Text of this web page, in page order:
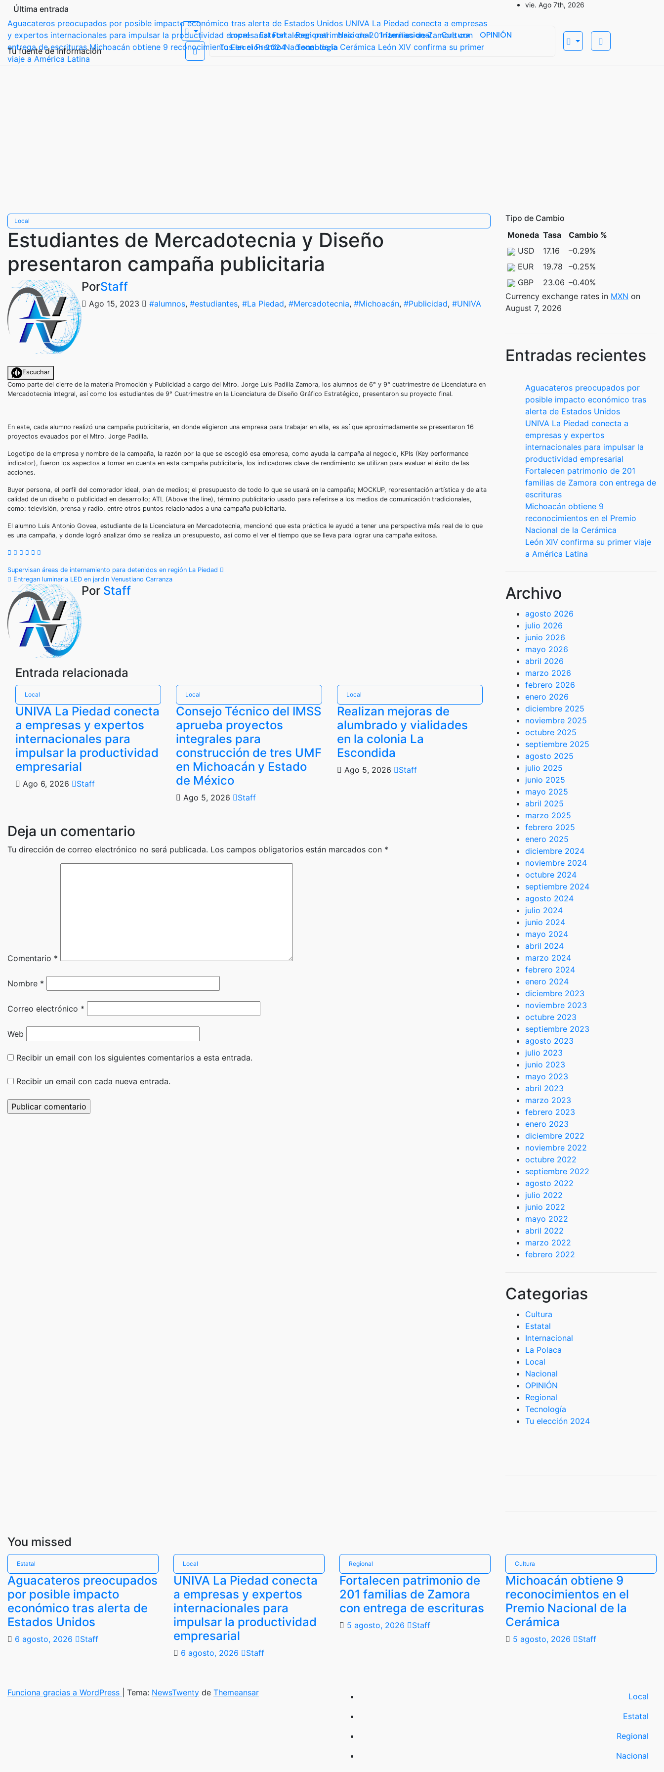
Última entrada
Aguacateros preocupados por posible impacto económico tras alerta de Estados Unidos UNIVA La Piedad conecta a empresas
y expertos internacionales para impulsar la productividad empresarial Fortalecen patrimonio de 201 familias de Zamora con
entrega de escrituras Michoacán obtiene 9 reconocimientos en el Premio Nacional de la Cerámica León XIV confirma su primer
viaje a América Latina
vie. Ago 7th, 2026
Tu fuente de Información
Local Estatal Regional Nacional Internacional Cultura
OPINIÓN
Tu Elección 2024
Tecnología
Local
Estudiantes de Mercadotecnia y Diseño
presentaron campaña publicitaria
PorStaff
Ago 15, 2023 #alumnos, #estudiantes, #La Piedad, #Mercadotecnia, #Michoacán, #Publicidad, #UNIVA
Escuchar
Como parte del cierre de la materia Promoción y Publicidad a cargo del Mtro. Jorge Luis Padilla Zamora, los alumnos de 6° y 9° cuatrimestre de Licenciatura en
Mercadotecnia Integral, así como los estudiantes de 9° Cuatrimestre en la Licenciatura de Diseño Gráfico Estratégico, presentaron su proyecto final.
En este, cada alumno realizó una campaña publicitaria, en donde eligieron una empresa para trabajar en ella, es así que aproximadamente se presentaron 16
proyectos evauados por el Mtro. Jorge Padilla.
Logotipo de la empresa y nombre de la campaña, la razón por la que se escogió esa empresa, como ayuda la campaña al negocio, KPIs (Key performance
indicator), fueron los aspectos a tomar en cuenta en esta campaña publicitaria, los indicadores clave de rendimiento se utilizan para evaluar el éxito de las
acciones.
Buyer persona, el perfil del comprador ideal, plan de medios; el presupuesto de todo lo que se usará en la campaña; MOCKUP, representación artística y de alta
calidad de un diseño o publicidad en desarrollo; ATL (Above the line), término publicitario usado para referirse a los medios de comunicación tradicionales,
como: televisión, prensa y radio, entre otros puntos relacionados a una campaña publicitaria.
El alumno Luis Antonio Govea, estudiante de la Licenciatura en Mercadotecnia, mencionó que esta práctica le ayudó a tener una perspectiva más real de lo que
es una campaña, y donde logró analizar ómo se realiza un presupuesto, así como el ver el tiempo que se lleva para lograr una campaña exitosa.
Navegación
de
entradas
Supervisan áreas de internamiento para detenidos en región La Piedad
Entregan luminaria LED en jardin Venustiano Carranza
Por Staff
Entrada relacionada
Local
UNIVA La Piedad conecta
a empresas y expertos
internacionales para
impulsar la productividad
empresarial
Ago 6, 2026 Staff
Local
Consejo Técnico del IMSS
aprueba proyectos
integrales para
construcción de tres UMF
en Michoacán y Estado
de México
Ago 5, 2026 Staff
Local
Realizan mejoras de
alumbrado y vialidades
en la colonia La
Escondida
Ago 5, 2026 Staff
Deja un comentario
Tu dirección de correo electrónico no será publicada. Los campos obligatorios están marcados con *
Comentario *
Nombre *
Correo electrónico *
Web
Recibir un email con los siguientes comentarios a esta entrada.
Recibir un email con cada nueva entrada.
Tipo de Cambio
Moneda Tasa
Cambio %
USD
17.16 –0.29%
EUR
19.78 –0.25%
GBP
23.06 –0.40%
Currency exchange rates in MXN on
August 7, 2026
Entradas recientes
Aguacateros preocupados por
posible impacto económico tras
alerta de Estados Unidos
UNIVA La Piedad conecta a
empresas y expertos
internacionales para impulsar la
productividad empresarial
Fortalecen patrimonio de 201
familias de Zamora con entrega de
escrituras
Michoacán obtiene 9
reconocimientos en el Premio
Nacional de la Cerámica
León XIV confirma su primer viaje
a América Latina
Archivo
agosto 2026
julio 2026
junio 2026
mayo 2026
abril 2026
marzo 2026
febrero 2026
enero 2026
diciembre 2025
noviembre 2025
octubre 2025
septiembre 2025
agosto 2025
julio 2025
junio 2025
mayo 2025
abril 2025
marzo 2025
febrero 2025
enero 2025
diciembre 2024
noviembre 2024
octubre 2024
septiembre 2024
agosto 2024
julio 2024
junio 2024
mayo 2024
abril 2024
marzo 2024
febrero 2024
enero 2024
diciembre 2023
noviembre 2023
octubre 2023
septiembre 2023
agosto 2023
julio 2023
junio 2023
mayo 2023
abril 2023
marzo 2023
febrero 2023
enero 2023
diciembre 2022
noviembre 2022
octubre 2022
septiembre 2022
agosto 2022
julio 2022
junio 2022
mayo 2022
abril 2022
marzo 2022
febrero 2022
Categorias
Cultura
Estatal
Internacional
La Polaca
Local
Nacional
OPINIÓN
Regional
Tecnología
Tu elección 2024
You missed
Estatal
Aguacateros preocupados
por posible impacto
económico tras alerta de
Estados Unidos
6 agosto, 2026 Staff
Local
UNIVA La Piedad conecta
a empresas y expertos
internacionales para
impulsar la productividad
empresarial
6 agosto, 2026 Staff
Regional
Fortalecen patrimonio de
201 familias de Zamora
con entrega de escrituras
5 agosto, 2026 Staff
Cultura
Michoacán obtiene 9
reconocimientos en el
Premio Nacional de la
Cerámica
5 agosto, 2026 Staff
Funciona gracias a WordPress Tema: NewsTwenty de Themeansar
Local
Estatal
Regional
Nacional